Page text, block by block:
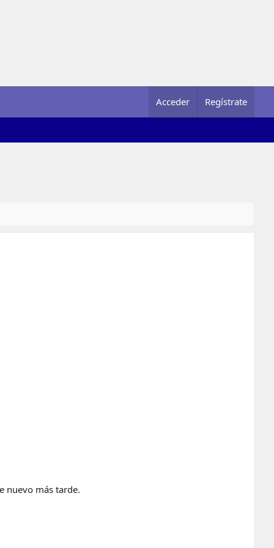
Acceder Regístrate
nuevo más tarde.